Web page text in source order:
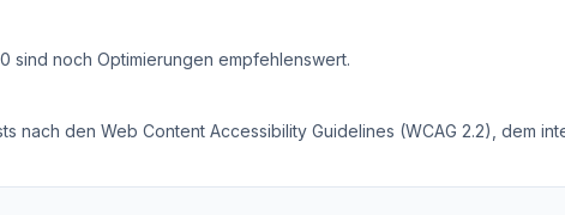
sind noch Optimierungen empfehlenswert.
nach den Web Content Accessibility Guidelines (WCAG 2.2), dem